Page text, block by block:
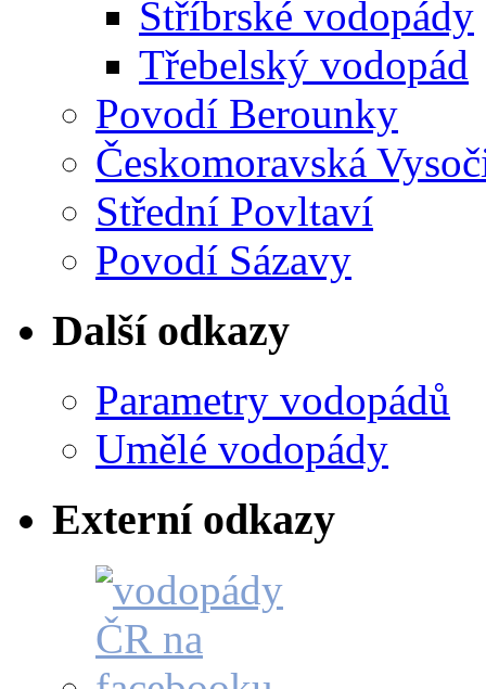
Stříbrské vodopády
Třebelský vodopád
Povodí Berounky
Českomoravská
Střední Povltaví
Povodí Sázavy
Další odkazy
Parametry vodopádů
Umělé vodopády
Externí odkazy